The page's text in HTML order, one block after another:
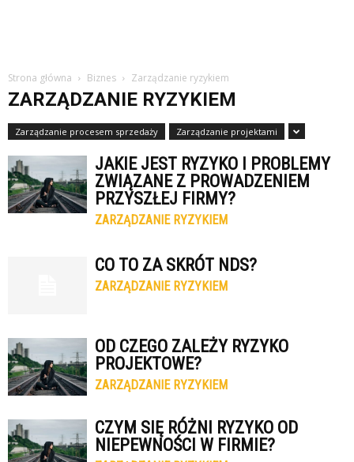
Strona główna Biznes Zarządzanie ryzykiem
ZARZĄDZANIE RYZYKIEM
Zarządzanie procesem sprzedaży Zarządzanie projektami
JAKIE JEST RYZYKO I PROBLEMY
ZWIĄZANE Z PROWADZENIEM
PRZYSZŁEJ FIRMY?
ZARZĄDZANIE RYZYKIEM
CO TO ZA SKRÓT NDS?
ZARZĄDZANIE RYZYKIEM
OD CZEGO ZALEŻY RYZYKO
PROJEKTOWE?
ZARZĄDZANIE RYZYKIEM
CZYM SIĘ RÓŻNI RYZYKO OD
NIEPEWNOŚCI W FIRMIE?